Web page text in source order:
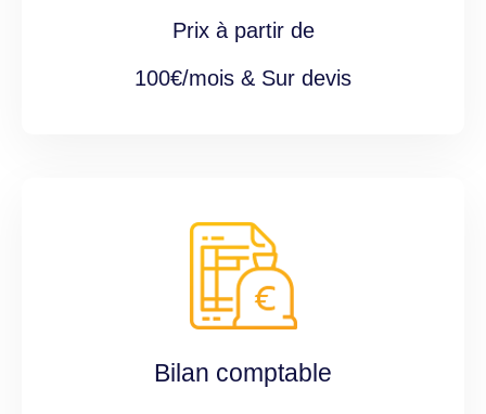
Prix à partir de
100€/mois & Sur devis
Bilan comptable